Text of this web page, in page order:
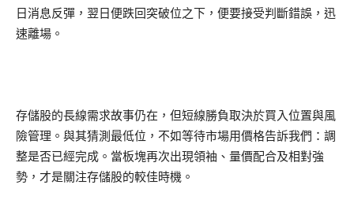
日消息反彈，翌日便跌回突破位之下，便要接受判斷錯誤，迅
速離場。
存儲股的長線需求故事仍在，但短線勝負取決於買入位置與風
險管理。與其猜測最低位，不如等待市場用價格告訴我們：調
整是否已經完成。當板塊再次出現領袖、量價配合及相對強
勢，才是關注存儲股的較佳時機。